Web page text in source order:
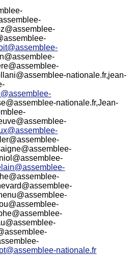
nationale.fr,jean-
nationale.fr,Jean-
nationale.fr